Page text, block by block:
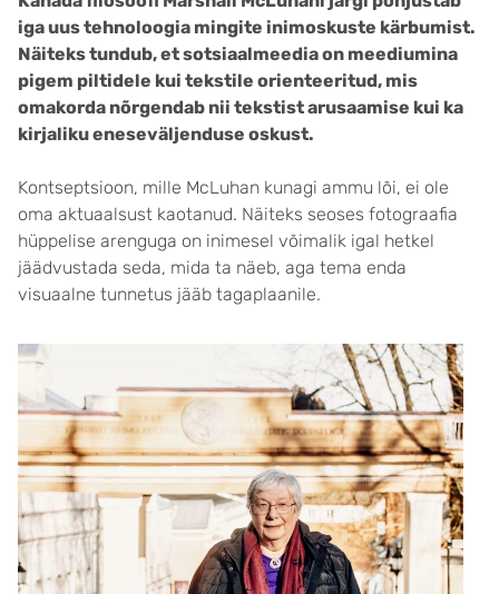
iga uus tehnoloogia mingite inimoskuste kärbumist.
Näiteks tundub, et sotsiaalmeedia on meediumina
pigem piltidele kui tekstile orienteeritud, mis
omakorda nõrgendab nii tekstist arusaamise kui ka
kirjaliku eneseväljenduse oskust.
Kontseptsioon, mille McLuhan kunagi ammu lõi, ei ole
oma aktuaalsust kaotanud. Näiteks seoses fotograafia
hüppelise arenguga on inimesel võimalik igal hetkel
jäädvustada seda, mida ta näeb, aga tema enda
visuaalne tunnetus jääb tagaplaanile.